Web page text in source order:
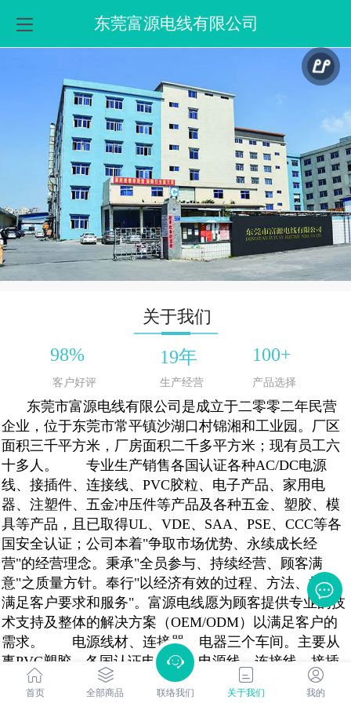
东莞富源电线有限公司
关于我们
东莞市富源电线有限公司是成立于二零零二年民营
企业，位于东莞市常平镇沙湖口村锦湘和工业园。厂区
面积三千平方米，厂房面积二千多平方米；现有员工六
十多人。
专业生产销售各国认证各种AC/DC电源
线、接插件、连接线、PVC胶粒、电子产品、家用电
器、注塑件、五金冲压件等产品及各种五金、塑胶、模
具等产品，且已取得UL、VDE、SAA、PSE、CCC等各
国安全认证；公司本着"争取市场优势、永续成长经
营"的经营理念。秉承"全员参与、持续经营、顾客满
意"之质量方针。奉行"以经济有效的过程、方法、持续
满足客户要求和服务"。富源电线愿为顾客提供专业的技
术支持及整体的解决方案（OEM/ODM）以满足客户的
需求。
电源线材、连接器、电器三个车间。主要从
事PVC塑胶、各国认证电子线、电源线、连接线、接插
件、非标线材的生产。主要设备有：150型PVC胶粒生产
98% 19年 100+
客户好评 生产经营 产品选择
首页 全部商品 联络我们 关于我们 我的